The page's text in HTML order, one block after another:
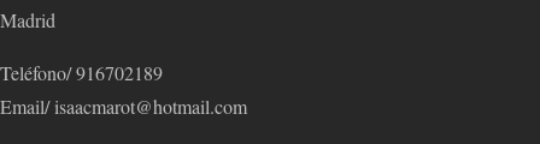
Madrid
Teléfono/ 916702189
Email/ isaacmarot@hotmail.com